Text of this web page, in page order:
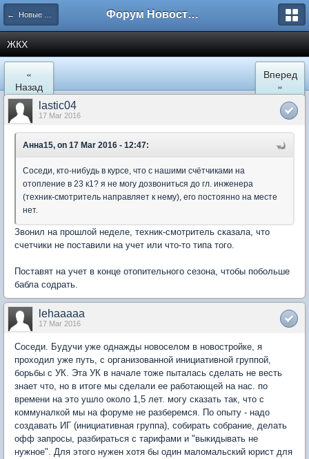
← Новые Водники Форум Новостройки
ЖКХ
«
Назад
Вперед
»
lastic04
17 Mar 2016
Анна15, on 17 Mar 2016 - 12:47:
Соседи, кто-нибудь в курсе, что с нашими счётчиками на
отопление в 23 к1? я не могу дозвониться до гл. инженера
(техник-смотритель направляет к нему), его постоянно на месте
нет.
Звонил на прошлой неделе, техник-смотритель сказала, что
счетчики не поставили на учет или что-то типа того.
Поставят на учет в конце отопительного сезона, чтобы побольше
бабла содрать.
lehaaaaa
17 Mar 2016
Соседи. Будучи уже однажды новоселом в новостройке, я
проходил уже путь, с организованной инициативной группой,
борьбы с УК. Эта УК в начале тоже пыталась сделать не весть
знает что, но в итоге мы сделали ее работающей на нас. по
времени на это ушло около 1,5 лет. могу сказать так, что с
коммуналкой мы на форуме не разберемся. По опыту - надо
создавать ИГ (инициативная группа), собирать собрание, делать
офф запросы, разбираться с тарифами и "выкидывать не
нужное". Для этого нужен хотя бы один маломальский юрист для